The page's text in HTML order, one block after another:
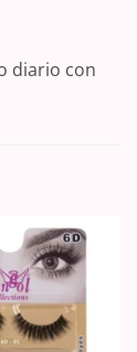
diario con